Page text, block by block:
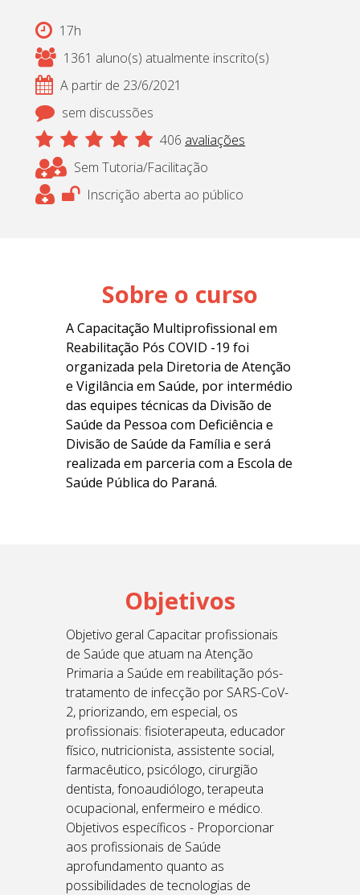
17h
1361 aluno(s) atualmente inscrito(s)
A partir de 23/6/2021
sem discussões
406 avaliações
Sem Tutoria/Facilitação
Inscrição aberta ao público
Sobre o curso
ACapacitação Multiprofissional em
Reabilitação Pós COVID -19 foi
organizada pela Diretoria de Atenção
e Vigilância em Saúde, por intermédio
das equipes técnicas da Divisão de
Saúde da Pessoa com Deficiência e
Divisão de Saúde da Família e será
realizada em parceria com a Escola de
Saúde Pública do Paraná.
Objetivos
Objetivo geral Capacitar profissionais
de Saúde que atuam na Atenção
Primaria a Saúde em reabilitação pós-
tratamento de infecção por SARS-CoV-
2, priorizando, em especial, os
profissionais: fisioterapeuta, educador
físico, nutricionista, assistente social,
farmacêutico, psicólogo, cirurgião
dentista, fonoaudiólogo, terapeuta
ocupacional, enfermeiro e médico.
Objetivos específicos - Proporcionar
aos profissionais de Saúde
aprofundamento quanto as
possibilidades de tecnologias de